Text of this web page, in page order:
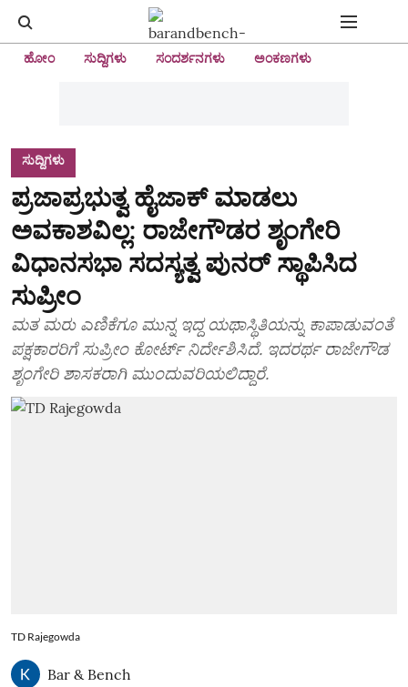
ಹೋಂ ಸುದ್ದಿಗಳು ಸಂದರ್ಶನಗಳು ಅಂಕಣಗಳು
ಸುದ್ದಿಗಳು
ಪ್ರಜಾಪ್ರಭುತ್ವ ಹೈಜಾಕ್‌ ಮಾಡಲು
ಅವಕಾಶವಿಲ್ಲ: ರಾಜೇಗೌಡರ ಶೃಂಗೇರಿ
ವಿಧಾನಸಭಾ ಸದಸ್ಯತ್ವ ಪುನರ್‌ ಸ್ಥಾಪಿಸಿದ
ಸುಪ್ರೀಂ
ಮತ ಮರು ಎಣಿಕೆಗೂ ಮುನ್ನ ಇದ್ದ ಯಥಾಸ್ಥಿತಿಯನ್ನು ಕಾಪಾಡುವಂತೆ
ಪಕ್ಷಕಾರರಿಗೆ ಸುಪ್ರೀಂ ಕೋರ್ಟ್‌ ನಿರ್ದೇಶಿಸಿದೆ. ಇದರರ್ಥ ರಾಜೇಗೌಡ
ಶೃಂಗೇರಿ ಶಾಸಕರಾಗಿ ಮುಂದುವರಿಯಲಿದ್ದಾರೆ.
TD Rajegowda
Bar & Bench